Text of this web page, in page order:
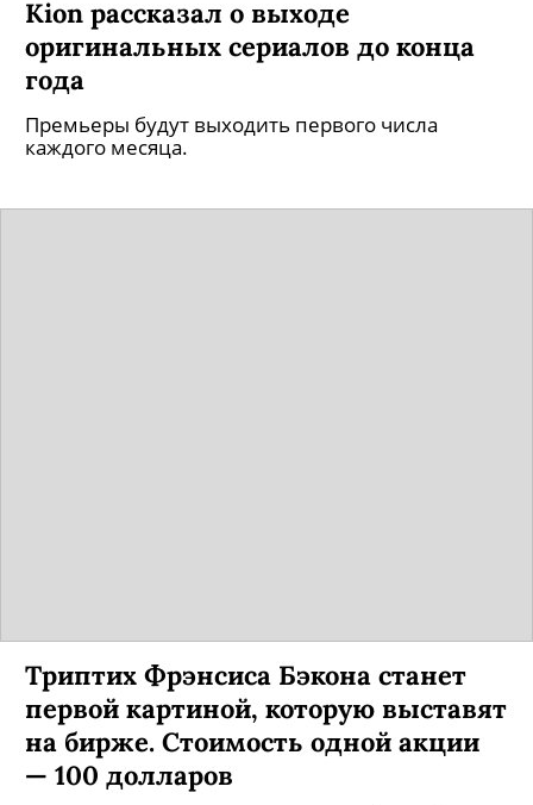
Kion рассказал о выходе
оригинальных сериалов до конца
года
Премьеры будут выходить первого числа
каждого месяца.
Триптих Фрэнсиса Бэкона станет
первой картиной, которую выставят
на бирже. Стоимость одной акции
— 100 долларов